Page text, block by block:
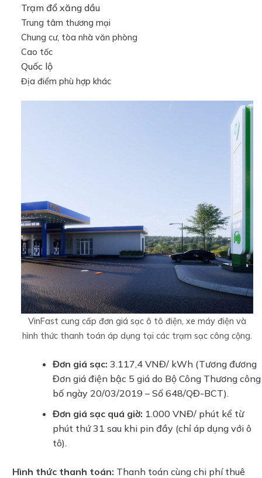
Trạm đổ xăng dầu
Trung tâm thương mại
Chung cư, tòa nhà văn phòng
Cao tốc
Quốc lộ
Địa điểm phù hợp khác
VinFast cung cấp đơn giá sạc ô tô điện, xe máy điện và
hình thức thanh toán áp dụng tại các trạm sạc công cộng.
Đơn giá sạc: 3.117,4 VNĐ/ kWh (Tương đương
Đơn giá điện bậc 5 giá do Bộ Công Thương công
bố ngày 20/03/2019 – Số 648/QĐ-BCT).
Đơn giá sạc quá giờ: 1.000 VNĐ/ phút kể từ
phút thứ 31 sau khi pin đầy (chỉ áp dụng với ô
tô).
Hình thức thanh toán: Thanh toán cùng chi phí thuê